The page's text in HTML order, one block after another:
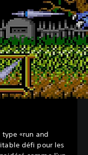
«run and
défi pour les